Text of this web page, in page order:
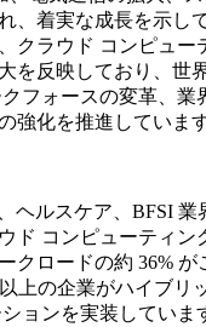
、着実な成長を示し
クラウド コンピュー
を反映しており、世
フォースの変革、業
強化を推進しています
ヘルスケア、BFSI 業
ド コンピューティン
クロードの約 36% が
上の企業がハイブリ
ョンを実装していま